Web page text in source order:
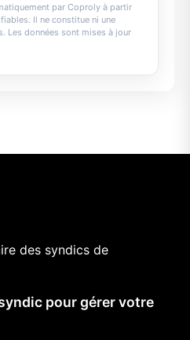
par Coproly à partir
Il ne constitue ni une
Les données sont mises à jour
des syndics de
pour gérer votre